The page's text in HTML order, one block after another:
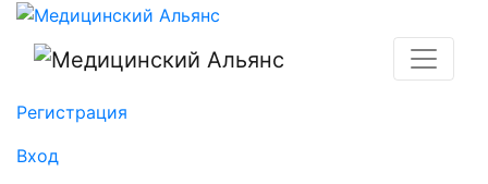
Критерии оценки тяжести течения красного
Регистрация
Вход